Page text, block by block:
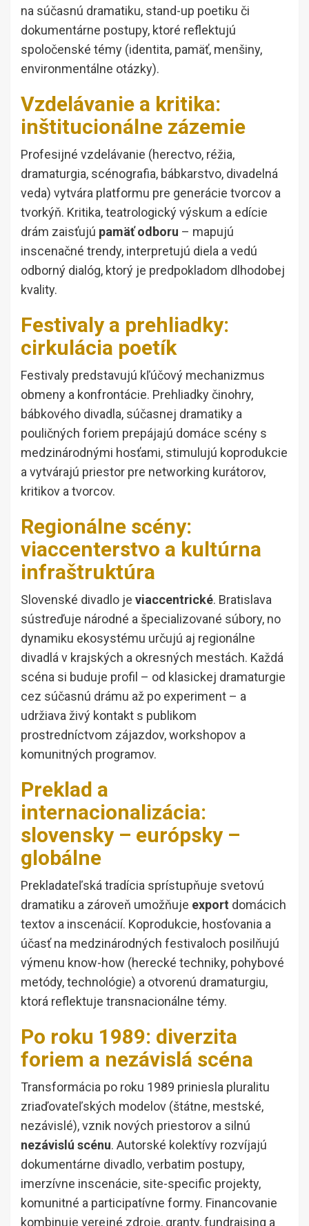
na súčasnú dramatiku, stand-up poetiku či
dokumentárne postupy, ktoré reflektujú
spoločenské témy (identita, pamäť, menšiny,
environmentálne otázky).
Vzdelávanie a kritika:
inštitucionálne zázemie
Profesijné vzdelávanie (herectvo, réžia,
dramaturgia, scénografia, bábkarstvo, divadelná
veda) vytvára platformu pre generácie tvorcov a
tvorkýň. Kritika, teatrologický výskum a edície
drám zaisťujú pamäť odboru – mapujú
inscenačné trendy, interpretujú diela a vedú
odborný dialóg, ktorý je predpokladom dlhodobej
kvality.
Festivaly a prehliadky:
cirkulácia poetík
Festivaly predstavujú kľúčový mechanizmus
obmeny a konfrontácie. Prehliadky činohry,
bábkového divadla, súčasnej dramatiky a
pouličných foriem prepájajú domáce scény s
medzinárodnými hosťami, stimulujú koprodukcie
a vytvárajú priestor pre networking kurátorov,
kritikov a tvorcov.
Regionálne scény:
viaccenterstvo a kultúrna
infraštruktúra
Slovenské divadlo je viaccentrické. Bratislava
sústreďuje národné a špecializované súbory, no
dynamiku ekosystému určujú aj regionálne
divadlá v krajských a okresných mestách. Každá
scéna si buduje profil – od klasickej dramaturgie
cez súčasnú drámu až po experiment – a
udržiava živý kontakt s publikom
prostredníctvom zájazdov, workshopov a
komunitných programov.
Preklad a
internacionalizácia:
slovensky – európsky –
globálne
Prekladateľská tradícia sprístupňuje svetovú
dramatiku a zároveň umožňuje export domácich
textov a inscenácií. Koprodukcie, hosťovania a
účasť na medzinárodných festivaloch posilňujú
výmenu know-how (herecké techniky, pohybové
metódy, technológie) a otvorenú dramaturgiu,
ktorá reflektuje transnacionálne témy.
Po roku 1989: diverzita
foriem a nezávislá scéna
Transformácia po roku 1989 priniesla pluralitu
zriaďovateľských modelov (štátne, mestské,
nezávislé), vznik nových priestorov a silnú
nezávislú scénu. Autorské kolektívy rozvíjajú
dokumentárne divadlo, verbatim postupy,
imerzívne inscenácie, site-specific projekty,
komunitné a participatívne formy. Financovanie
kombinuje verejné zdroje, granty, fundraising a